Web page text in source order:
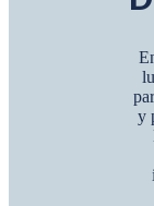
y